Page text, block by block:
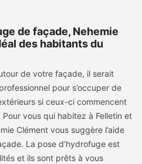
de façade, Nehemie
des habitants du
de votre façade, il serait
pour s’occuper de
si ceux-ci commencent
vous qui habitez à Felletin et
Clément vous suggère l’aide
La pose d’hydrofuge est
et ils sont prêts à vous